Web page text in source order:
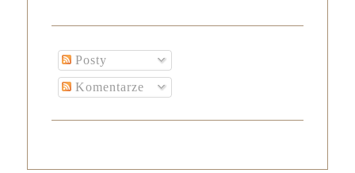
Posty
Komentarze